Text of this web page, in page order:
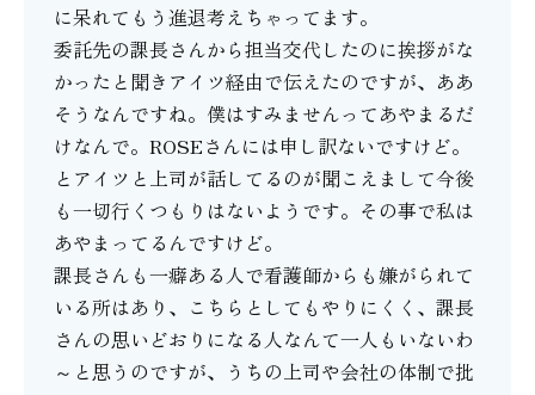
に呆れてもう進退考えちゃってます。
委託先の課長さんから担当交代したのに挨拶がな
かったと聞きアイツ経由で伝えたのですが、ああ
そうなんですね。僕はすみませんってあやまるだ
けなんで。ROSEさんには申し訳ないですけど。
とアイツと上司が話してるのが聞こえまして今後
も一切行くつもりはないようです。その事で私は
あやまってるんですけど。
課長さんも一癖ある人で看護師からも嫌がられて
いる所はあり、こちらとしてもやりにくく、課長
さんの思いどおりになる人なんて一人もいないわ
～と思うのですが、うちの上司や会社の体制で批